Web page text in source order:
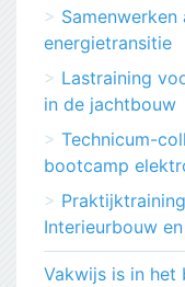
energietransitie
Lastraining
in de jachtbouw
Technicum-
bootcamp
Interieurbouw
Vakwijs is in het